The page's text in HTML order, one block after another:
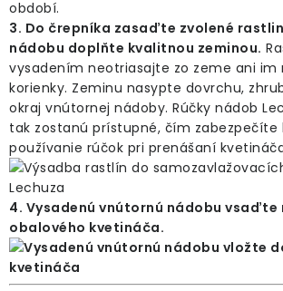
období.
3. Do črepníka zasaďte zvolené
nádobu doplňte kvalitnou zeminou.
vysadením neotriasajte zo zeme ani im
korienky. Zeminu nasypte dovrchu,
okraj vnútornej nádoby. Rúčky nádob
tak zostanú prístupné, čím zabezpečíte
používanie rúčok pri prenášaní
4. Vysadenú vnútornú nádobu vsaďte
obalového kvetináča.